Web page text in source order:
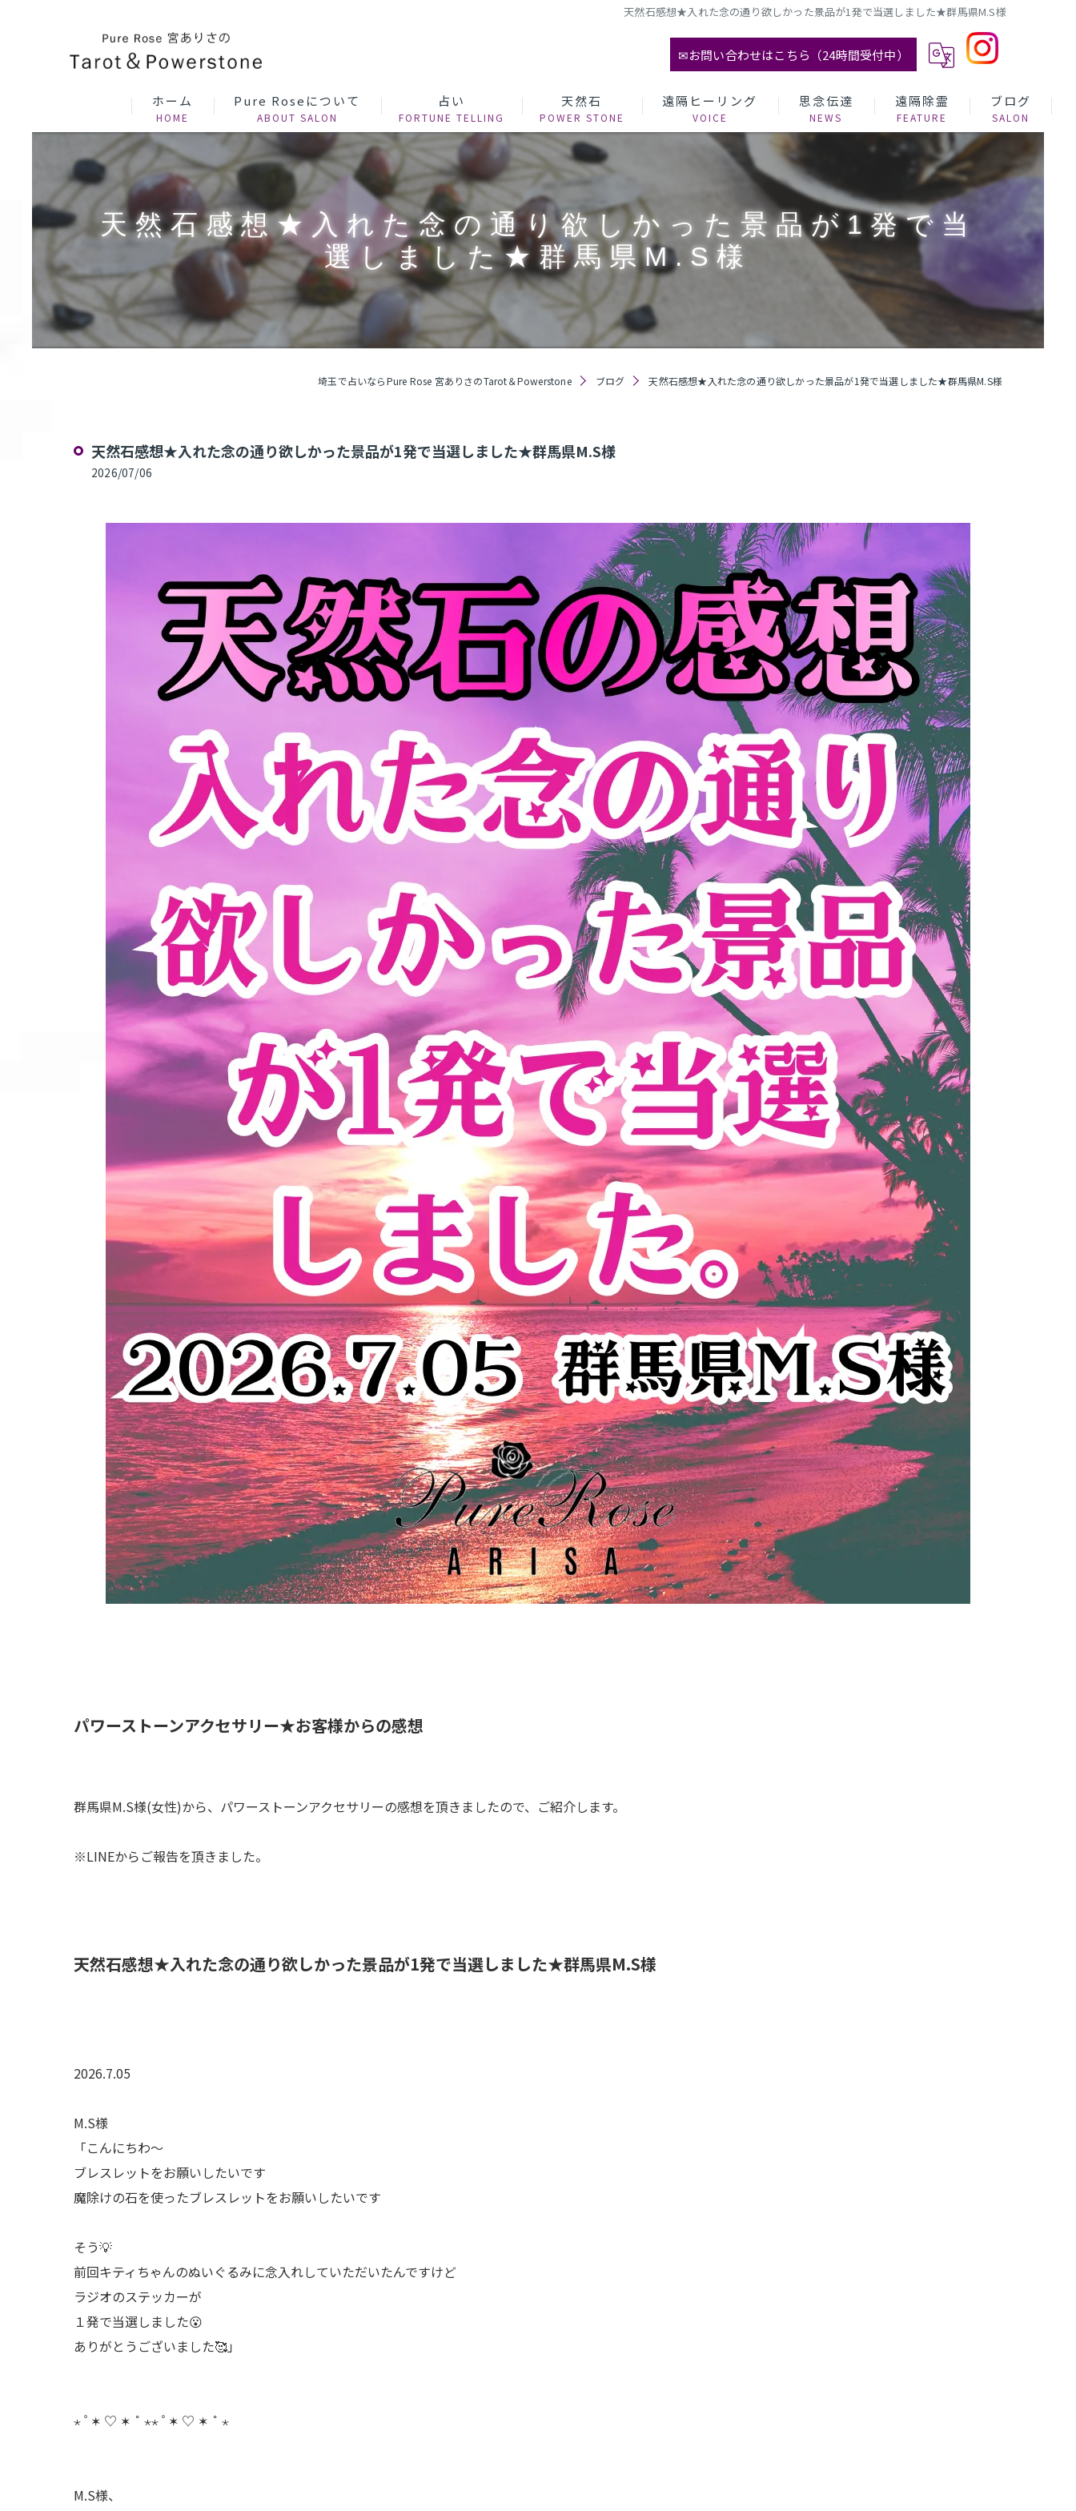
天然石感想★入れた念の通り欲しかった景品が1発で当選しました★群馬県M.S様
✉お問い合わせはこちら（24時間受付中）
ホーム Pure Roseについて 占い 天然石 遠隔ヒーリング 思念伝達 遠隔除霊 ブログ
天然石感想★入れた念の通り欲しかった景品が1発で当
選しました★群馬県M.S様
埼玉で占いならPure Rose 宮ありさのTarot＆Powerstone ブログ 天然石感想★入れた念の通り欲しかった景品が1発で当選しました★群馬県M.S様
天然石感想★入れた念の通り欲しかった景品が1発で当選しました★群馬県M.S様
2026/07/06
​パワーストーンアクセサリー★お客様からの感想
群馬県M.S様(女性)から、パワーストーンアクセサリーの感想を頂きましたので、ご紹介します。
※LINEからご報告を頂きました。
天然石感想★入れた念の通り欲しかった景品が1発で当選しました★群馬県M.S様
2026.7.05
M.S様
「こんにちわ～
ブレスレットをお願いしたいです
魔除けの石を使ったブレスレットをお願いしたいです
そう💡
前回キティちゃんのぬいぐるみに念入れしていただいたんですけど
ラジオのステッカーが
１発で当選しました😮
ありがとうございました🥰」
⋆ ﾟ✶ ♡ ✶ ˚ ⋆⋆ ﾟ✶ ♡ ✶ ˚ ⋆
M.S様、